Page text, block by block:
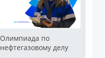
Олимпиада по
нефтегазовому делу